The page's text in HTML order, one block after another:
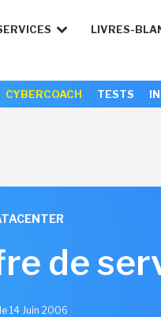
LIVRES-
CYBERCOACH TESTS
de
14 Juin 2006